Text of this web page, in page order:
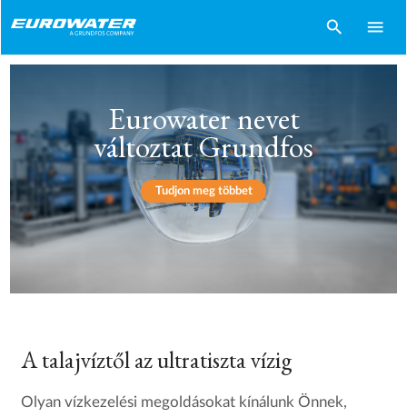
search menu
Eurowater nevet
változtat Grundfos
Tudjon meg többet
A talajvíztől az ultratiszta vízig
Olyan vízkezelési megoldásokat kínálunk Önnek,